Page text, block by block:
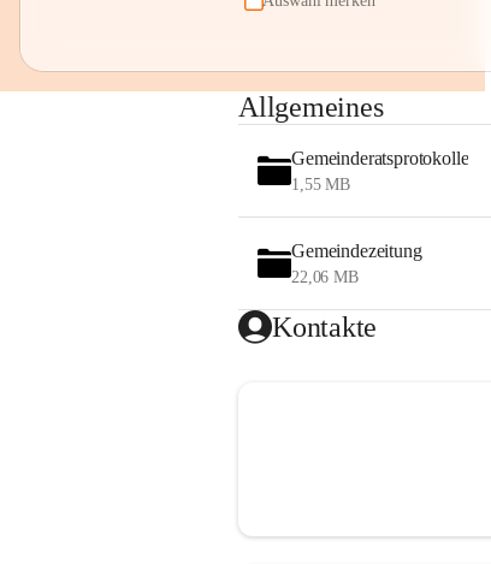
Allgemeines
Gemeinderatsprotokolle
1,55 MB
Gemeindezeitung
22,06 MB
Kontakte